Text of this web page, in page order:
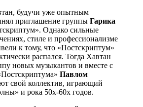
будучи уже опытным
приглашение группы Гарика
Однако сильные
стиле и профессионализме
к тому, что «Постскриптум»
распался. Тогда Хавтан
новых музыкантов и вместе с
Павлом
свой коллектив, играющий
и рока 50х-60х годов.